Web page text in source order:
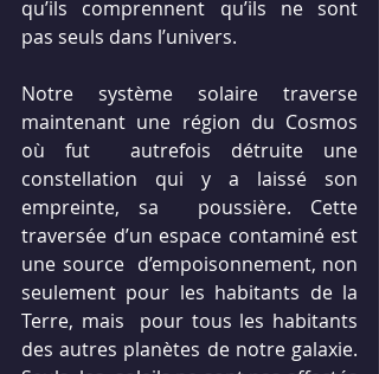
qu’ils comprennent qu’ils ne sont
pas seuls dans l’univers.
Notre système solaire traverse
maintenant une région du Cosmos
où fut  autrefois détruite une
constellation qui y a laissé son
empreinte, sa  poussière. Cette
traversée d’un espace contaminé est
une source  d’empoisonnement, non
seulement pour les habitants de la
Terre, mais  pour tous les habitants
des autres planètes de notre galaxie.